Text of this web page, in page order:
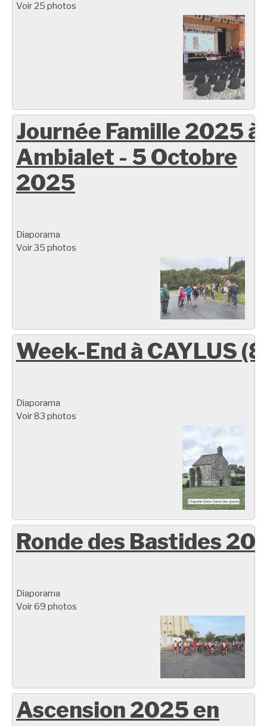
Voir 25 photos
Journée Famille 2025 à
Ambialet - 5 Octobre
2025
Diaporama
Voir 35 photos
Week-End à CAYLUS
Diaporama
Voir 83 photos
Ronde des Bastides
Diaporama
Voir 69 photos
Ascension 2025 en